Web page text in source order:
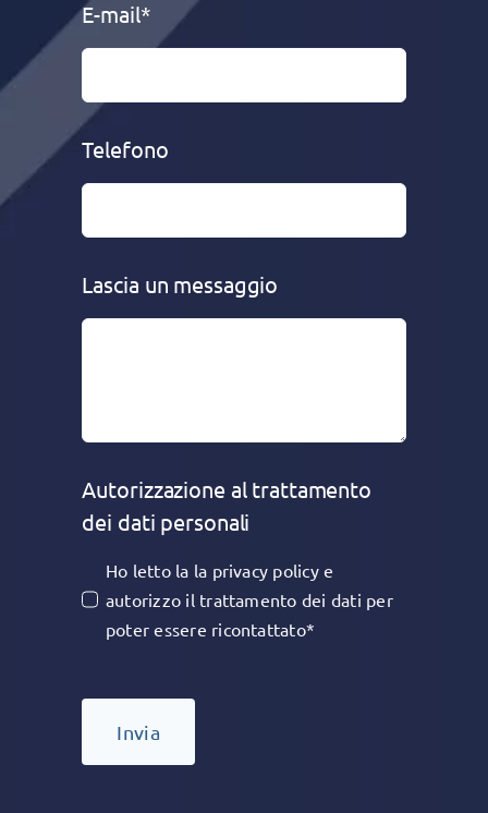
E-mail*
Telefono
Lascia un messaggio
Autorizzazione al trattamento
dei dati personali
Ho letto la la privacy policy e
autorizzo il trattamento dei dati per
poter essere ricontattato*
Invia